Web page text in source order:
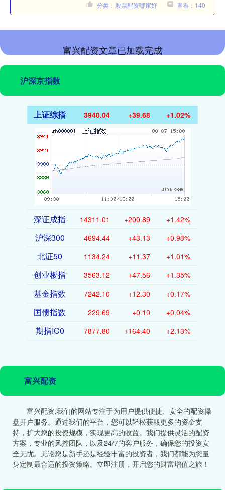
分类：股票配资哪家好 查看：140
富兴配资文章已加载完成
沪深京指数
上证综指 3940.04 +39.68 +1.02%
深证成指 14311.01 +200.89 +1.42%
沪深300 4694.44 +43.13 +0.93%
北证50 1134.24 +11.37 +1.01%
创业板指 3563.12 +47.56 +1.35%
基金指数 7242.10 +12.30 +0.17%
国债指数 229.69 +0.10 +0.04%
期指IC0 7877.80 +164.40 +2.13%
富兴配资
富兴配资,我们的网站专注于为用户提供便捷、安全的配资操
盘开户服务。通过我们的平台，您可以轻松获取更多的资金支
持，扩大您的投资规模，实现更高的收益。我们提供灵活的配资
方案，专业的风控团队，以及24/7的客户服务，确保您的投资安
全无忧。无论您是新手还是经验丰富的投资者，我们都能为您量
身定制最合适的投资策略。立即注册，开启您的财富增值之旅！